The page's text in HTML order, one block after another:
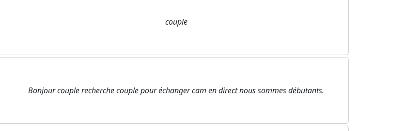
couple
Bonjour couple recherche couple pour échanger cam en direct nous sommes débutants.